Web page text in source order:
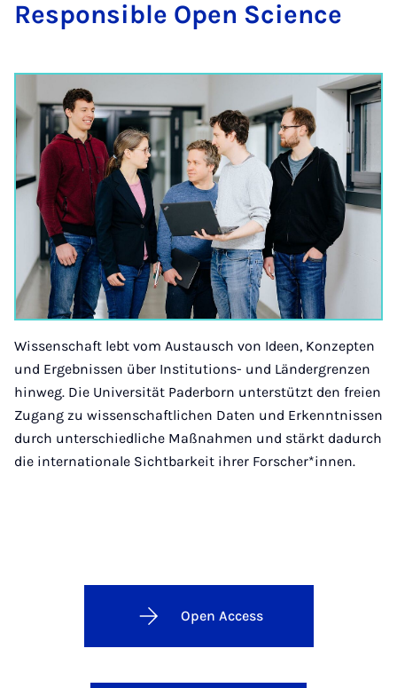
Re­spon­si­ble Open Sci­ence
Wissenschaft lebt vom Austausch von Ideen, Konzepten
und Ergebnissen über Institutions- und Ländergrenzen
hinweg. Die Universität Paderborn unterstützt den freien
Zugang zu wissenschaftlichen Daten und Erkenntnissen
durch unterschiedliche Maßnahmen und stärkt dadurch
die internationale Sichtbarkeit ihrer Forscher*innen.
Open Access